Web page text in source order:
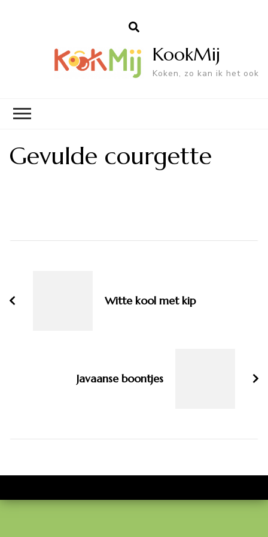
KookMij
Koken, zo kan ik het ook
Gevulde courgette
Witte kool met kip
Javaanse boontjes